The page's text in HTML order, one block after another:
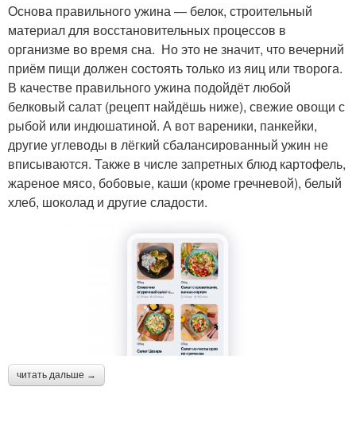
Основа правильного ужина — белок, строительный
материал для восстановительных процессов в
организме во время сна. Но это не значит, что вечерний
приём пищи должен состоять только из яиц или творога.
В качестве правильного ужина подойдёт любой
белковый салат (рецепт найдёшь ниже), свежие овощи с
рыбой или индюшатиной. А вот вареники, панкейки,
другие углеводы в лёгкий сбалансированный ужин не
вписываются. Также в числе запретных блюд картофель,
жареное мясо, бобовые, каши (кроме гречневой), белый
хлеб, шоколад и другие сладости.
читать дальше →